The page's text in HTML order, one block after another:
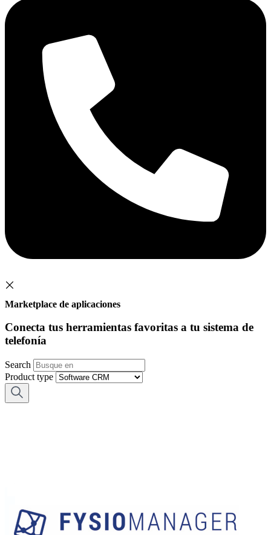
Marketplace de aplicaciones
Conecta tus herramientas favoritas a tu sistema de
telefonía
Search
Product type